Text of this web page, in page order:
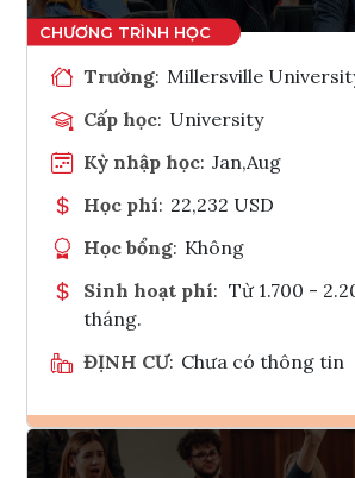
Trường: Millersville
Cấp học: University
Kỳ nhập học: Jan,Aug
Học phí: 22,232 USD
Học bổng: Không
Sinh hoạt phí: Từ 1.700 -
tháng.
ĐỊNH CƯ: Chưa có thông tin
Ghi danh